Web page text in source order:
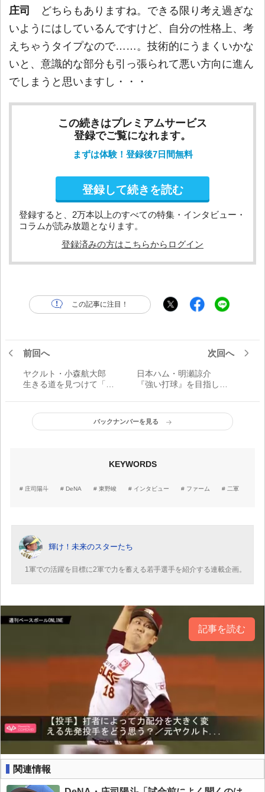
庄司
どちらもありますね。できる限り考え過ぎな
いようにはしているんですけど、自分の性格上、考
えちゃうタイプなので……。技術的にうまくいかな
いと、意識的な部分も引っ張られて悪い方向に進ん
でしまうと思いますし・・・
この続きはプレミアムサービス
登録でご覧になれます。
まずは体験！登録後7日間無料
登録して続きを読む
登録すると、2万本以上のすべての特集・インタビュー・
コラムが読み放題となります。
登録済みの方はこちらからログイン
この記事に注目！
前回へ
ヤクルト・小森航大郎
生きる道を見つけて「負
つ課題をつぶして、追い
つき追い越せるように」
次回へ
日本ハム・明瀬諒介
『強い打球』を目指して
ラーとして出場できるよ
うに。強い打球を目指し
て、中途半端なスイング
バックナンバーを見る
KEYWORDS
庄司陽斗 DeNA 東野峻 インタビュー ファーム 二軍
輝け！未来のスターたち
1軍での活躍を目標に2軍で力を蓄える若手選手を紹介する連載企画。
記事を読む
関連情報